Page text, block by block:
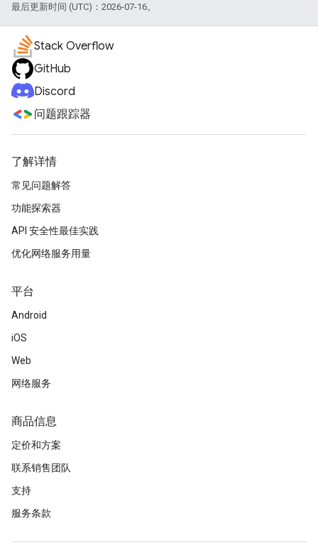
最后更新时间 (UTC)：2026-07-16。
Stack Overflow
GitHub
Discord
问题跟踪器
了解详情
常见问题解答
功能探索器
API 安全性最佳实践
优化网络服务用量
平台
Android
iOS
Web
网络服务
商品信息
定价和方案
联系销售团队
支持
服务条款